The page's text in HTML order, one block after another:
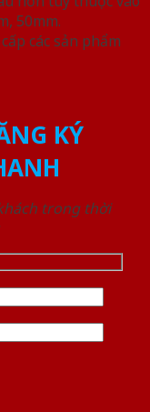
50mm.
các sản phẩm
KÝ
trong thời